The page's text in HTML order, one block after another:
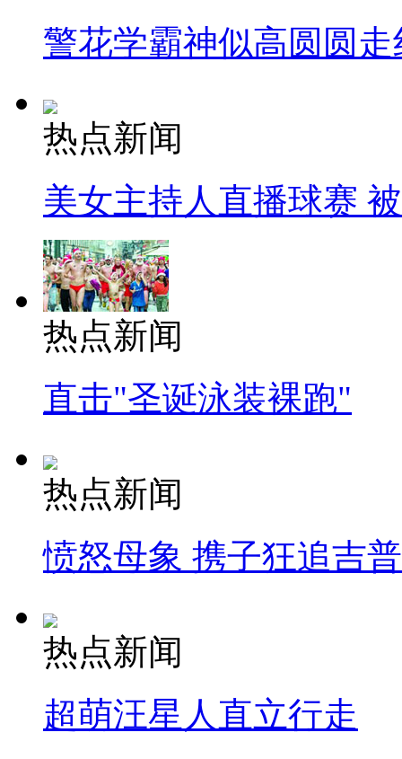
警花学霸神似高圆圆走
热点新闻
美女主持人直播球赛
热点新闻
直击"圣诞泳装裸跑"
热点新闻
愤怒母象 携子狂追吉
热点新闻
超萌汪星人直立行走